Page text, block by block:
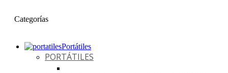
Categorías
Portátiles
PORTÁTILES